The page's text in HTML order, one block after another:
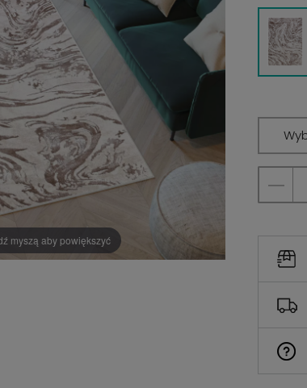
myszą aby powiększyć